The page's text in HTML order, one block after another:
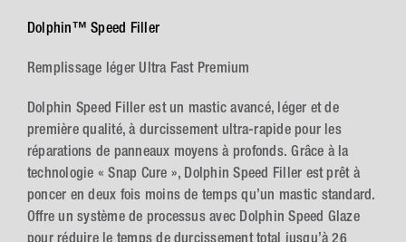
Dolphin™ Speed Filler
Remplissage léger Ultra Fast Premium
Dolphin Speed Filler est un mastic avancé, léger et de
première qualité, à durcissement ultra-rapide pour les
réparations de panneaux moyens à profonds. Grâce à la
technologie « Snap Cure », Dolphin Speed Filler est prêt à
poncer en deux fois moins de temps qu’un mastic standard.
Offre un système de processus avec Dolphin Speed Glaze
pour réduire le temps de durcissement total jusqu’à 26